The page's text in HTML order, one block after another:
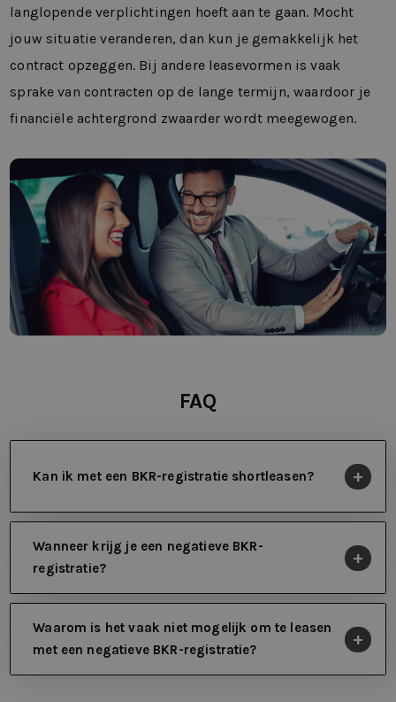
langlopende verplichtingen hoeft aan te gaan. Mocht
jouw situatie veranderen, dan kun je gemakkelijk het
contract opzeggen. Bij andere leasevormen is vaak
sprake van contracten op de lange termijn, waardoor je
financiële achtergrond zwaarder wordt meegewogen.
FAQ
Kan ik met een BKR-registratie shortleasen?
Wanneer krijg je een negatieve BKR-
registratie?
Waarom is het vaak niet mogelijk om te leasen
met een negatieve BKR-registratie?